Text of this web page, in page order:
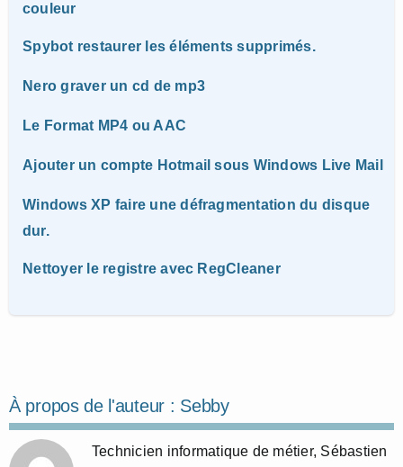
couleur
Spybot restaurer les éléments supprimés.
Nero graver un cd de mp3
Le Format MP4 ou AAC
Ajouter un compte Hotmail sous Windows Live Mail
Windows XP faire une défragmentation du disque
dur.
Nettoyer le registre avec RegCleaner
À propos de l'auteur : Sebby
Technicien informatique de métier, Sébastien